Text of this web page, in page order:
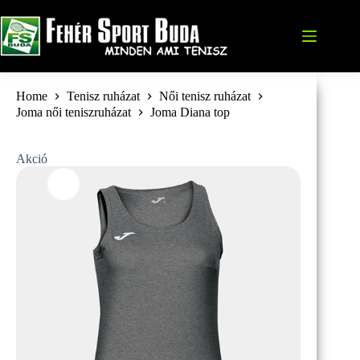
to
content
Home Tenisz ruházat
Női tenisz ruházat
Joma női teniszruházat
Joma Diana top
Akció